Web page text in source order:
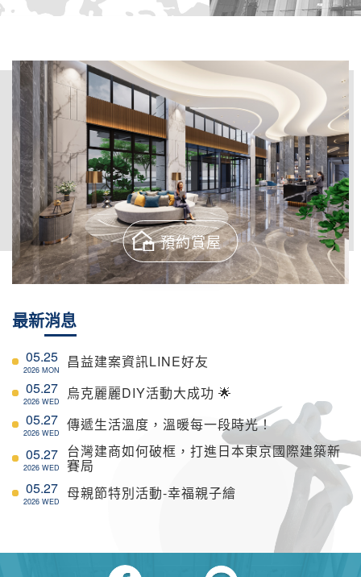
預約賞屋
最新消息
05.25
2026 MON
昌益建案資訊LINE好友
05.27
2026 WED
烏克麗麗DIY活動大成功 🌟
05.27
2026 WED
傳遞生活溫度，溫暖每一段時光！
05.27
2026 WED
台灣建商如何破框，打進日本東京國際建築新
賽局
05.27
2026 WED 母親節特別活動-幸福親子繪